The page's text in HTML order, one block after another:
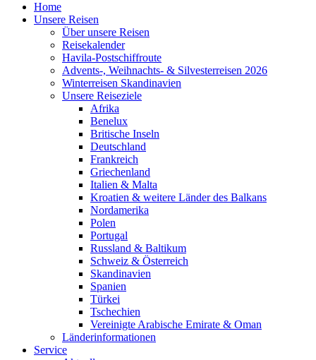
Home
Unsere Reisen
Über unsere Reisen
Reisekalender
Havila-Postschiffroute
Advents-, Weihnachts- & Silvesterreisen 2026
Winterreisen Skandinavien
Unsere Reiseziele
Afrika
Benelux
Britische Inseln
Deutschland
Frankreich
Griechenland
Italien & Malta
Kroatien & weitere Länder des Balkans
Nordamerika
Polen
Portugal
Russland & Baltikum
Schweiz & Österreich
Skandinavien
Spanien
Türkei
Tschechien
Vereinigte Arabische Emirate & Oman
Länderinformationen
Service